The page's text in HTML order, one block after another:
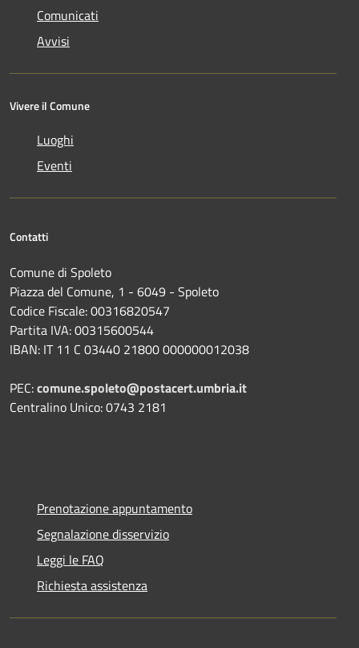
Comunicati
Avvisi
Vivere il Comune
Luoghi
Eventi
Contatti
Comune di Spoleto
Piazza del Comune, 1 - 6049 - Spoleto
Codice Fiscale: 00316820547
Partita IVA: 00315600544
IBAN: IT 11 C 03440 21800 000000012038
PEC:comune.spoleto@postacert.umbria.it
Centralino Unico: 0743 2181
Prenotazione appuntamento
Segnalazione disservizio
Leggi le FAQ
Richiesta assistenza